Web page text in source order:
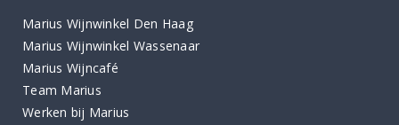
Marius Wijnwinkel Den Haag
Marius Wijnwinkel Wassenaar
Marius Wijncafé
Team Marius
Werken bij Marius